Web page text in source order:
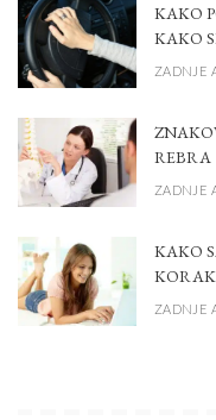
KAKO
KAKO
ZADNJE
REBRA
ZADNJE
KAKO
ZADNJE